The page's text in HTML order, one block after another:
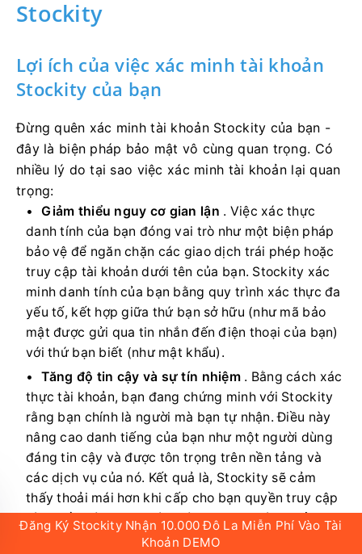
Stockity
Lợi ích của việc xác minh tài khoản
Stockity của bạn
Đừng quên xác minh tài khoản Stockity của bạn -
đây là biện pháp bảo mật vô cùng quan trọng. Có
nhiều lý do tại sao việc xác minh tài khoản lại quan
trọng:
Giảm thiểu nguy cơ gian lận . Việc xác thực
danh tính của bạn đóng vai trò như một biện pháp
bảo vệ để ngăn chặn các giao dịch trái phép hoặc
truy cập tài khoản dưới tên của bạn. Stockity xác
minh danh tính của bạn bằng quy trình xác thực đa
yếu tố, kết hợp giữa thứ bạn sở hữu (như mã bảo
mật được gửi qua tin nhắn đến điện thoại của bạn)
với thứ bạn biết (như mật khẩu).
Tăng độ tin cậy và sự tín nhiệm. Bằng cách xác
thực tài khoản, bạn đang chứng minh với Stockity
rằng bạn chính là người mà bạn tự nhận. Điều này
nâng cao danh tiếng của bạn như một người dùng
đáng tin cậy và được tôn trọng trên nền tảng và
các dịch vụ của nó. Kết quả là, Stockity sẽ cảm
thấy thoải mái hơn khi cấp cho bạn quyền truy cập
vào nhiều tính năng và lợi ích hơn cho tài khoản.
Đăng Ký Stockity Nhận 10.000 Đô La Miễn Phí Vào Tài
Khoản DEMO